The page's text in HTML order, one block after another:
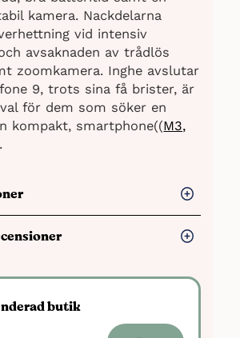
kamera. Nackdelarna
vid intensiv
avsaknaden av trådlös
zoomkamera. Inghe avslutar
9, trots sina få brister, är
för dem som söker en
kompakt, smartphone((M3,
120 Hz
Android 12 med Zen
design: Användare
dess lilla storlek, vilket gör
butik